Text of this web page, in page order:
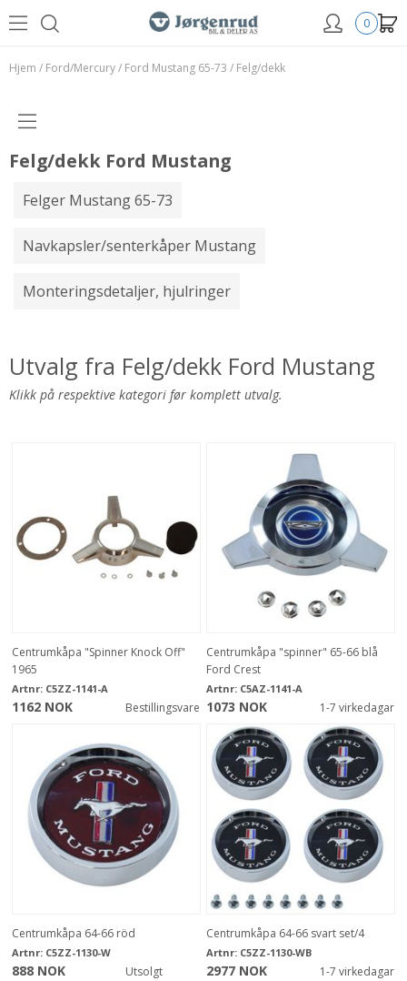
0
Hjem / Ford/Mercury/ Ford Mustang 65-73 / Felg/dekk
Felg/dekk Ford Mustang
Felger Mustang 65-73
Navkapsler/senterkåper Mustang
Monteringsdetaljer, hjulringer
Utvalg fra Felg/dekk Ford Mustang
Klikk på respektive kategori før komplett utvalg.
Centrumkåpa "Spinner Knock Off"
1965
Artnr: C5ZZ-1141-A
1162 NOK Bestillingsvare
Centrumkåpa "spinner" 65-66 blå
Ford Crest
Artnr: C5AZ-1141-A
1073 NOK 1-7 virkedagar
Centrumkåpa 64-66 röd
Artnr: C5ZZ-1130-W
888 NOK Utsolgt
Centrumkåpa 64-66 svart set/4
Artnr: C5ZZ-1130-WB
2977 NOK 1-7 virkedagar